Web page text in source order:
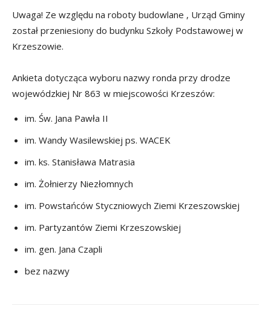
Uwaga! Ze względu na roboty budowlane , Urząd Gminy
został przeniesiony do budynku Szkoły Podstawowej w
Krzeszowie.
Ankieta dotycząca wyboru nazwy ronda przy drodze
wojewódzkiej Nr 863 w miejscowości Krzeszów:
im. Św. Jana Pawła II
im. Wandy Wasilewskiej ps. WACEK
im. ks. Stanisława Matrasia
im. Żołnierzy Niezłomnych
im. Powstańców Styczniowych Ziemi Krzeszowskiej
im. Partyzantów Ziemi Krzeszowskiej
im. gen. Jana Czapli
bez nazwy